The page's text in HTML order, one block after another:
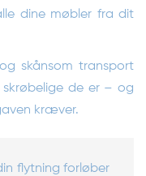
dine møbler fra dit
skånsom transport
de er – og
kræver.
flytning forløber